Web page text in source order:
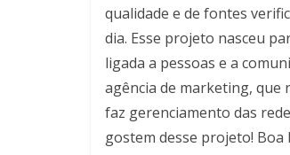
qualidade e de fontes
dia. Esse projeto nasceu
ligada a pessoas e a
agência de marketing, que
faz gerenciamento das
gostem desse projeto! Boa